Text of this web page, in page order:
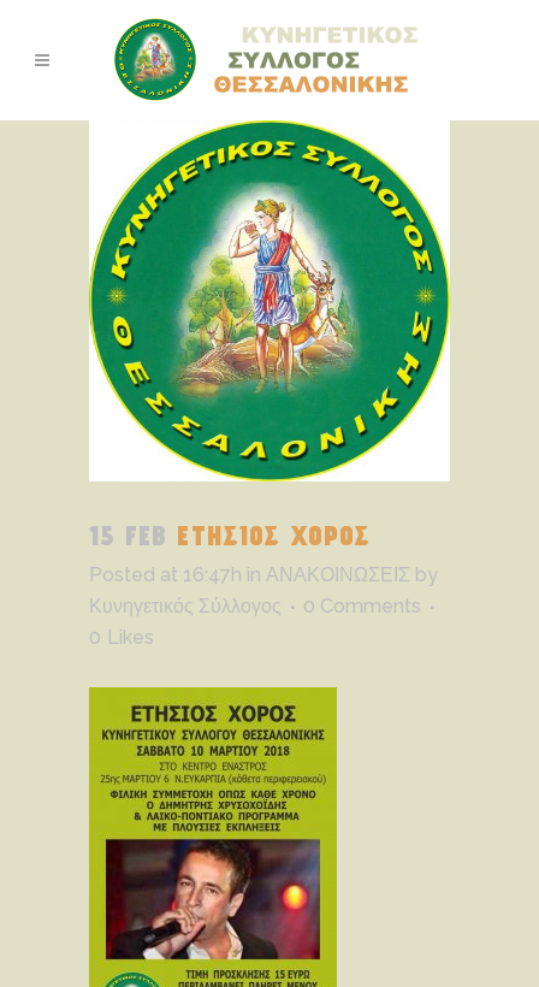
15 FEB ΕΤΗΣΙΟΣ ΧΟΡΟΣ
Posted at 16:47h in ΑΝΑΚΟΙΝΩΣΕΙΣ by
Κυνηγετικός Σύλλογος
0 Comments
0 Likes